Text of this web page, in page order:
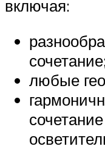
включая:
любые